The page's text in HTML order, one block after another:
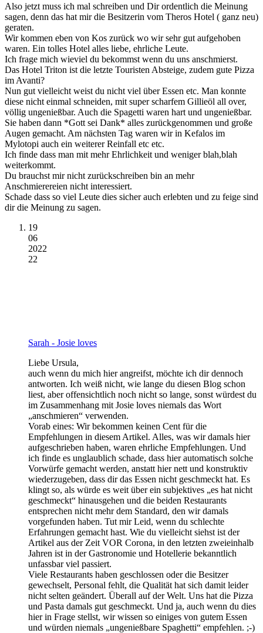
Also jetzt muss ich mal schreiben und Dir ordentlich die Meinung
sagen, denn das hat mir die Besitzerin vom Theros Hotel ( ganz neu)
geraten.
Wir kommen eben von Kos zurück wo wir sehr gut aufgehoben
waren. Ein tolles Hotel alles liebe, ehrliche Leute.
Ich frage mich wieviel du bekommst wenn du uns anschmierst.
Das Hotel Triton ist die letzte Touristen Absteige, zudem gute Pizza
im Avanti?
Nun gut vielleicht weist du nicht viel über Essen etc. Man konnte
diese nicht einmal schneiden, mit super scharfem Gillieöl all over,
völlig ungenießbar. Auch die Spagetti waren hart und ungenießbar.
Sie haben dann *Gott sei Dank* alles zurückgenommen und große
Augen gemacht. Am nächsten Tag waren wir in Kefalos im
Mylotopi auch ein weiterer Reinfall etc etc.
Ich finde dass man mit mehr Ehrlichkeit und weniger blah,blah
weiterkommt.
Du brauchst mir nicht zurückschreiben bin an mehr
Anschmierereien nicht interessiert.
Schade dass so viel Leute dies sicher auch erlebten und zu feige sind
dir die Meinung zu sagen.
19
06
2022
22
Sarah - Josie loves
Liebe Ursula,
auch wenn du mich hier angreifst, möchte ich dir dennoch
antworten. Ich weiß nicht, wie lange du diesen Blog schon
liest, aber offensichtlich noch nicht so lange, sonst würdest du
im Zusammenhang mit Josie loves niemals das Wort
„anschmieren“ verwenden.
Vorab eines: Wir bekommen keinen Cent für die
Empfehlungen in diesem Artikel. Alles, was wir damals hier
aufgeschrieben haben, waren ehrliche Empfehlungen. Und
ich finde es unglaublich schade, dass hier automatisch solche
Vorwürfe gemacht werden, anstatt hier nett und konstruktiv
wiederzugeben, dass dir das Essen nicht geschmeckt hat. Es
klingt so, als würde es weit über ein subjektives „es hat nicht
geschmeckt“ hinausgehen und die beiden Restaurants
entsprechen nicht mehr dem Standard, den wir damals
vorgefunden haben. Tut mir Leid, wenn du schlechte
Erfahrungen gemacht hast. Wie du vielleicht siehst ist der
Artikel aus der Zeit VOR Corona, in den letzten zweieinhalb
Jahren ist in der Gastronomie und Hotellerie bekanntlich
unfassbar viel passiert.
Viele Restaurants haben geschlossen oder die Besitzer
gewechselt, Personal fehlt, die Qualität hat sich damit leider
nicht selten geändert. Überall auf der Welt. Uns hat die Pizza
und Pasta damals gut geschmeckt. Und ja, auch wenn du dies
hier in Frage stellst, wir wissen so einiges von gutem Essen
und würden niemals „ungenießbare Spaghetti“ empfehlen. ;-)